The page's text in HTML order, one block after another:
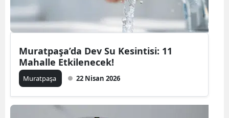
Muratpaşa’da Dev Su Kesintisi: 11
Mahalle Etkilenecek!
Muratpaşa 22 Nisan 2026